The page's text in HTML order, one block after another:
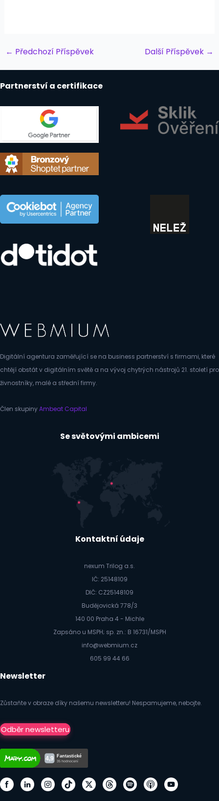
Post
← Předchozí Příspěvek Další Příspěvek →
Partnerství a certifikace
Digitální agentura zaměřující se na business partnerství s firmami, které
chtějí obstát v digitálním světě a na vývoj chytrých nástrojů 21. století pro
živnostníky, malé a střední firmy.
Člen skupinyAmbeat Capital
Se světovými ambicemi
Kontaktní údaje
nexum Trilog a.s.
IČ: 25148109
DIČ: CZ25148109
Budějovická 778/3
140 00 Praha 4 - Michle
Zapsáno u MSPH; sp. zn.: B 16731/MSPH
info@webmium.cz
605 99 44 66
Newsletter
Zůstaňte v obraze díky našemu newsletteru! Nespamujeme, nebojte.
Odběr newsletteru